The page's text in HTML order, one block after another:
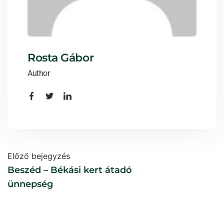
Rosta Gábor
Author
Előző bejegyzés
Beszéd – Békási kert átadó
ünnepség